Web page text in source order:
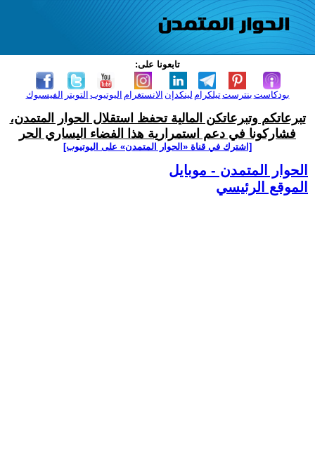
تابعونا على:
الفيسبوك التويتر اليوتيوب الانستغرام لينكدإن تيلكرامبنترست بودكاست
تبرعاتكم وتبرعاتكن المالية تحفظ استقلال الحوار المتمدن،
فشاركونا في دعم استمرارية هذا الفضاء اليساري الحر
[اشترك في قناة ‫«الحوار المتمدن» على اليوتيوب]
الحوار المتمدن - موبايل
الموقع الرئيسي